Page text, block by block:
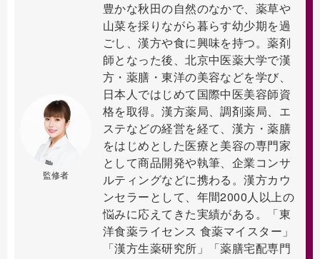
監修者
豊かな秋田の自然のなかで、薬草や
山菜を採りながら暮らす幼少期を過
ごし、漢方や食に興味を持つ。薬剤
師となった後、北京中医薬大学で漢
方・薬膳・東洋の美容などを学び、
日本人ではじめて国際中医美容師資
格を取得。漢方薬局、調剤薬局、エ
ステなどの経営を経て、漢方・薬膳
をはじめとした医療と美容の専門家
として商品開発や執筆、企業コンサ
ルティングなどに携わる。漢方カウ
ンセラーとして、年間2000人以上の
悩みに応えてきた実績がある。「東
洋食薬ライセンス 食薬マイスター」
「漢方生薬研究所」「薬膳宅配専門